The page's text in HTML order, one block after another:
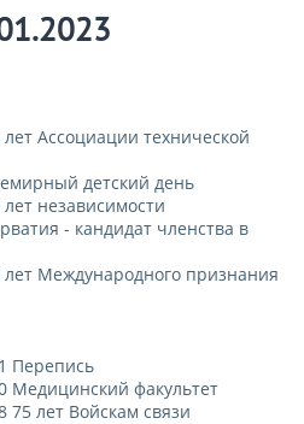
Ассоциации технической
детский день
независимости
- кандидат членства в
лет Международного признания
Перепись
Медицинский факультет
лет Войскам связи